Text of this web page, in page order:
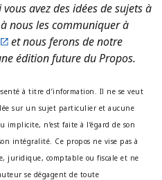
avez des idées de sujets à
nous les communiquer à
et nous ferons de notre
édition future du Propos.
à titre d’information. Il ne se veut
sur un sujet particulier et aucune
n’est faite à l’égard de son
intégralité. Ce propos ne vise pas à
juridique, comptable ou fiscale et ne
se dégagent de toute